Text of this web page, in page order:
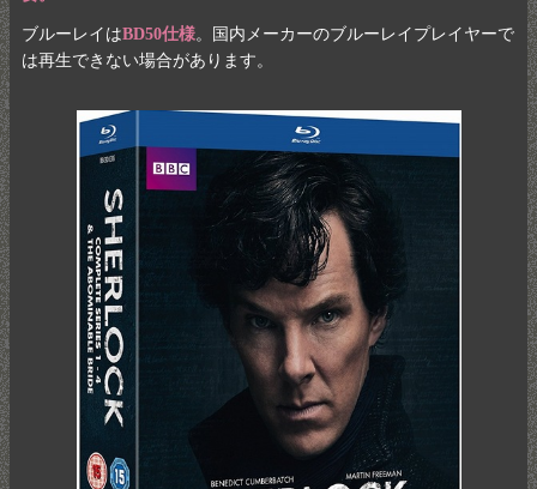
ブルーレイはBD50仕様。国内メーカーのブルーレイプレイヤーで
は再生できない場合があります。